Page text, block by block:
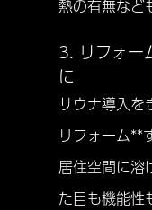
熱の有無など
3. リフォー
に
サウナ導入を
リフォーム**
居住空間に溶
た目も機能性